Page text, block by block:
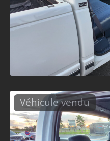
Véhicule vendu